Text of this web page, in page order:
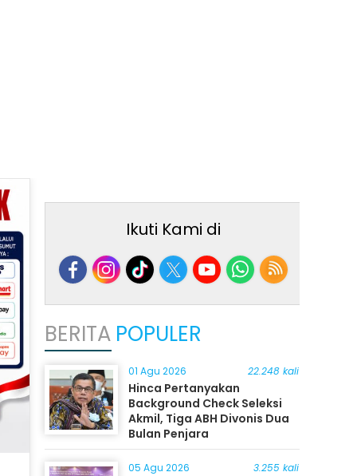
Ikuti Kami di
BERITA POPULER
01 Agu 2026 22.248 kali
Hinca Pertanyakan
Background Check Seleksi
Akmil, Tiga ABH Divonis Dua
Bulan Penjara
05 Agu 2026 3.255 kali